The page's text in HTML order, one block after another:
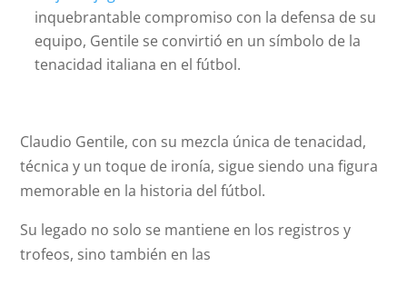
inquebrantable compromiso con la defensa de su
equipo, Gentile se convirtió en un símbolo de la
tenacidad italiana en el fútbol.
Claudio Gentile, con su mezcla única de tenacidad,
técnica y un toque de ironía, sigue siendo una figura
memorable en la historia del fútbol.
Su legado no solo se mantiene en los registros y
trofeos, sino también en las